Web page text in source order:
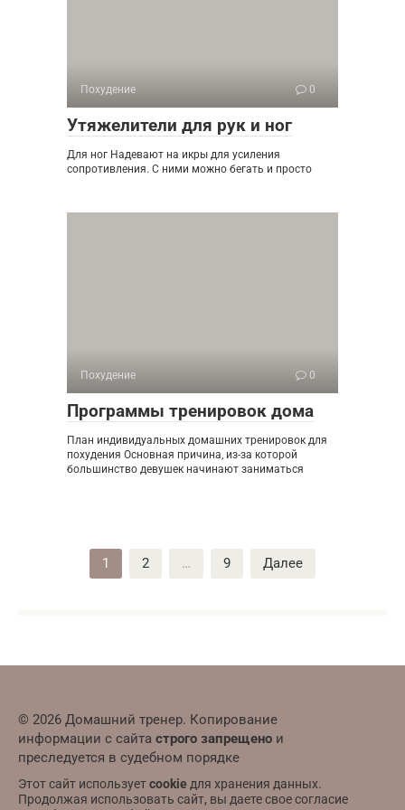
Похудение 0
Утяжелители для рук и ног
Для ног Надевают на икры для усиления
сопротивления. С ними можно бегать и просто
Похудение 0
Программы тренировок дома
План индивидуальных домашних тренировок для
похудения Основная причина, из-за которой
большинство девушек начинают заниматься
1 2 … 9 Далее
© 2026 Домашний тренер. Копирование
информации с сайта строго запрещено и
преследуется в судебном порядке
Этот сайт используетcookie для хранения данных.
Продолжая использовать сайт, вы даете свое согласие